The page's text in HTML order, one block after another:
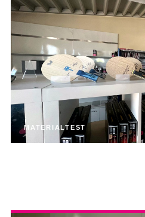
MATERIALTEST